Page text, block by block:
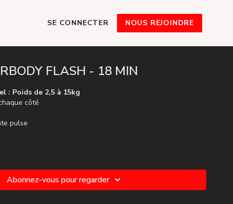
SE CONNECTER NOUS REJOINDRE
FLASH - 18 MIN
: Poids de 2,5 à 15kg
côté
pulse
Abonnez-vous pour regarder